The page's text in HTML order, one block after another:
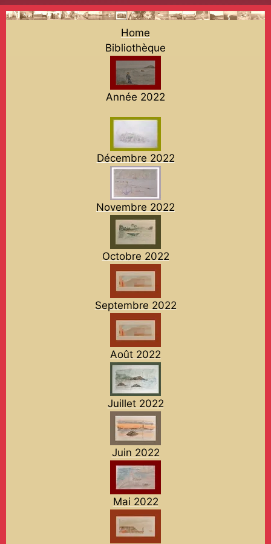
Home
Bibliothèque
Année 2022
Décembre 2022
Novembre 2022
Octobre 2022
Septembre 2022
Août 2022
Juillet 2022
Juin 2022
Mai 2022